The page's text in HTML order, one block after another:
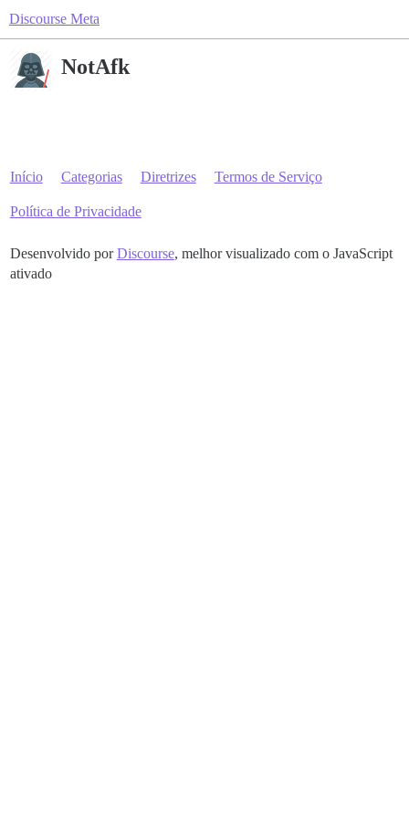
Discourse Meta
NotAfk
Início Categorias Diretrizes Termos de Serviço
Política de Privacidade
Desenvolvido porDiscourse, melhor visualizado com o JavaScript
ativado